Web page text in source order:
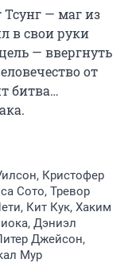
Тсунг — маг из
в свои руки
— ввергнуть
от
битва…
Кристофер
Сото, Тревор
Кит Кук, Хаким
Дэниэл
Джейсон,
Мур